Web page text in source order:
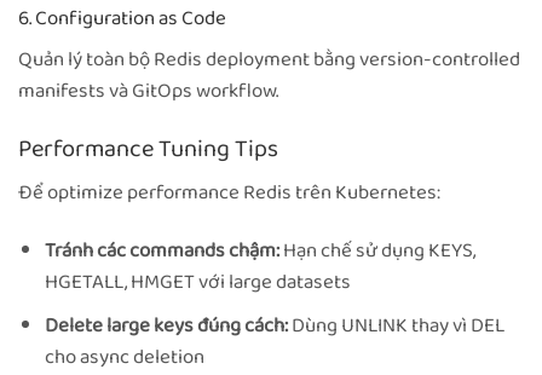
6. Configuration as Code
Quản lý toàn bộ Redis deployment bằng version-controlled
manifests và GitOps workflow.
Performance Tuning Tips
Để optimize performance Redis trên Kubernetes:
Tránh các commands chậm:Hạn chế sử dụng KEYS,
HGETALL, HMGET với large datasets
Delete large keys đúng cách:Dùng UNLINK thay vì DEL
cho async deletion